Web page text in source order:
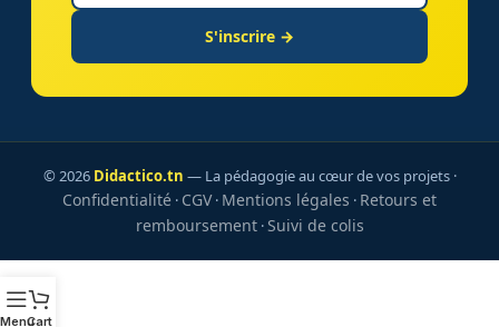
S'inscrire →
© 2026 Didactico.tn — La pédagogie au cœur de vos projets ·
Confidentialité · CGV· Mentions légales · Retours et
remboursement·Suivi de colis
MenuCart